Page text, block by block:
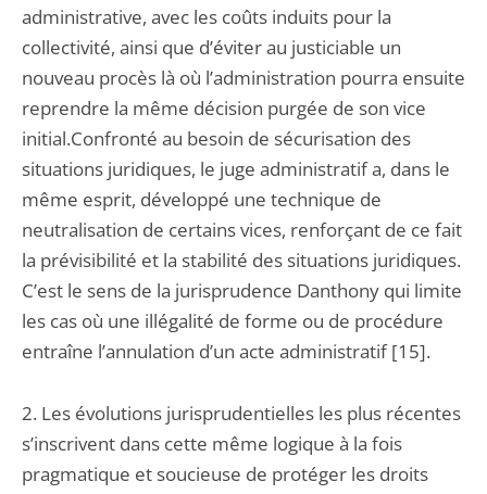
administrative, avec les coûts induits pour la
collectivité, ainsi que d’éviter au justiciable un
nouveau procès là où l’administration pourra ensuite
reprendre la même décision purgée de son vice
initial.Confronté au besoin de sécurisation des
situations juridiques, le juge administratif a, dans le
même esprit, développé une technique de
neutralisation de certains vices, renforçant de ce fait
la prévisibilité et la stabilité des situations juridiques.
C’est le sens de la jurisprudence Danthony qui limite
les cas où une illégalité de forme ou de procédure
entraîne l’annulation d’un acte administratif [15].
2. Les évolutions jurisprudentielles les plus récentes
s’inscrivent dans cette même logique à la fois
pragmatique et soucieuse de protéger les droits